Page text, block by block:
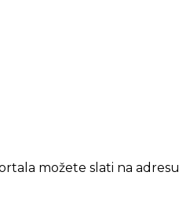
možete slati na adresu